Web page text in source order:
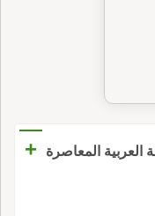
العربية المعاصرة +